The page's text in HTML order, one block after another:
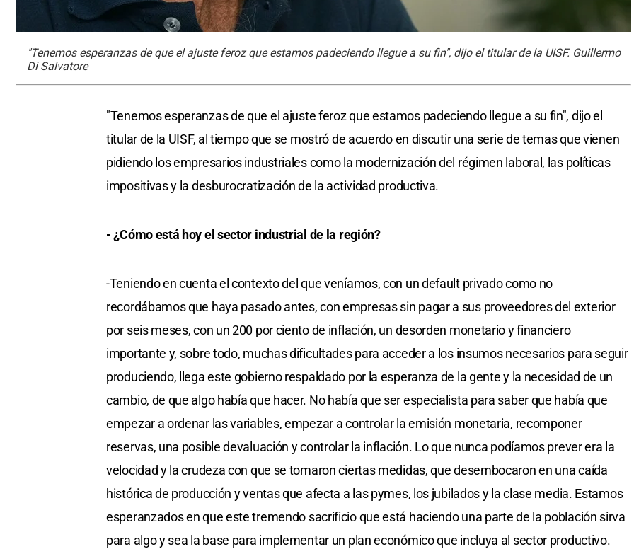
"Tenemos esperanzas de que el ajuste feroz que estamos padeciendo llegue a su fin", dijo el titular de la UISF. Guillermo
Di Salvatore
"Tenemos esperanzas de que el ajuste feroz que estamos padeciendo llegue a su fin", dijo el
titular de la UISF, al tiempo que se mostró de acuerdo en discutir una serie de temas que vienen
pidiendo los empresarios industriales como la modernización del régimen laboral, las políticas
impositivas y la desburocratización de la actividad productiva.
- ¿Cómo está hoy el sector industrial de la región?
-Teniendo en cuenta el contexto del que veníamos, con un default privado como no
recordábamos que haya pasado antes, con empresas sin pagar a sus proveedores del exterior
por seis meses, con un 200 por ciento de inflación, un desorden monetario y financiero
importante y, sobre todo, muchas dificultades para acceder a los insumos necesarios para seguir
produciendo, llega este gobierno respaldado por la esperanza de la gente y la necesidad de un
cambio, de que algo había que hacer. No había que ser especialista para saber que había que
empezar a ordenar las variables, empezar a controlar la emisión monetaria, recomponer
reservas, una posible devaluación y controlar la inflación. Lo que nunca podíamos prever era la
velocidad y la crudeza con que se tomaron ciertas medidas, que desembocaron en una caída
histórica de producción y ventas que afecta a las pymes, los jubilados y la clase media. Estamos
esperanzados en que este tremendo sacrificio que está haciendo una parte de la población sirva
para algo y sea la base para implementar un plan económico que incluya al sector productivo.